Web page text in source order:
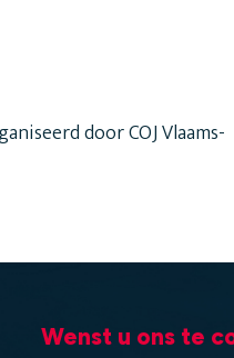
door COJ Vlaams-
Wenst u ons te